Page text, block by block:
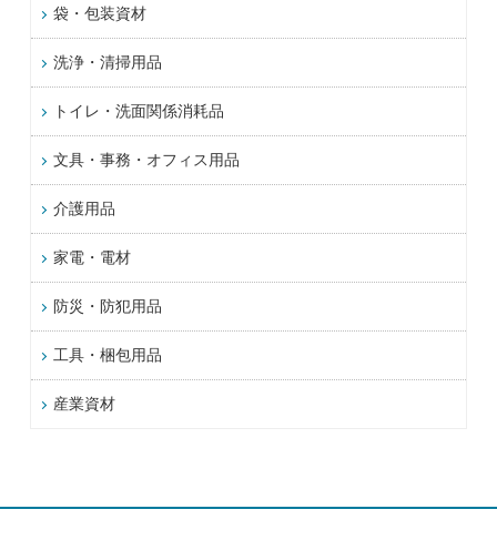
袋・包装資材
洗浄・清掃用品
トイレ・洗面関係消耗品
文具・事務・オフィス用品
介護用品
家電・電材
防災・防犯用品
工具・梱包用品
産業資材